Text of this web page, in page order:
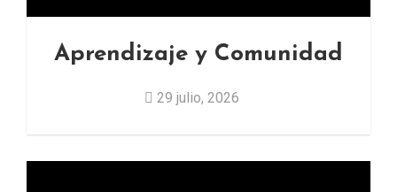
Aprendizaje y Comunidad
29 julio, 2026